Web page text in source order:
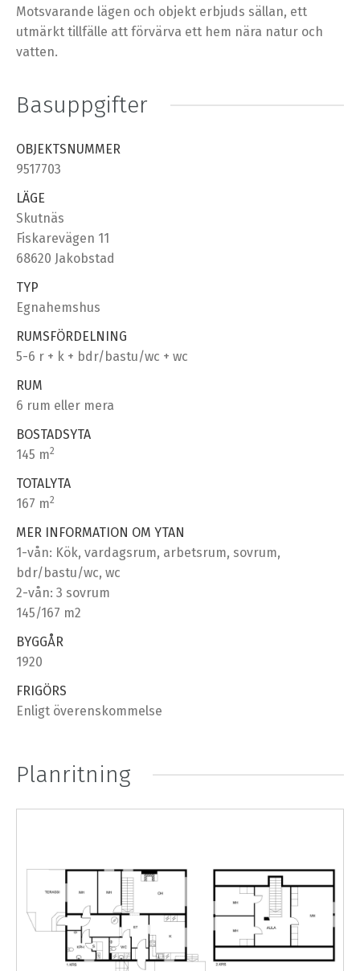
Motsvarande lägen och objekt erbjuds sällan, ett
utmärkt tillfälle att förvärva ett hem nära natur och
vatten.
Basuppgifter
OBJEKTSNUMMER
9517703
LÄGE
Skutnäs
Fiskarevägen 11
68620 Jakobstad
TYP
Egnahemshus
RUMSFÖRDELNING
5-6 r + k + bdr/bastu/wc + wc
RUM
6 rum eller mera
BOSTADSYTA
145 m2
TOTALYTA
167 m2
MER INFORMATION OM YTAN
1-vån: Kök, vardagsrum, arbetsrum, sovrum,
bdr/bastu/wc, wc
2-vån: 3 sovrum
145/167 m2
BYGGÅR
1920
FRIGÖRS
Enligt överenskommelse
Planritning